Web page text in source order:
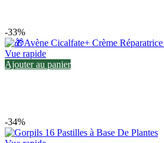
-33%
Vue rapide
Ajouter au panier
-34%